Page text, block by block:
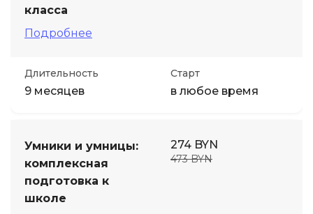
класса
Подробнее
Длительность
9 месяцев
Старт
в любое время
Умники и умницы:
комплексная
подготовка к
школе
274 BYN
473 BYN